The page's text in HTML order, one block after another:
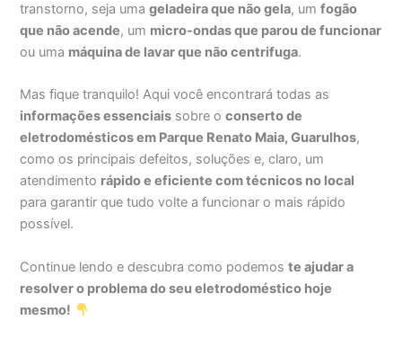
transtorno, seja umageladeira que não gela, umfogão
que não acende, um micro-ondas que parou de funcionar
ou uma máquina de lavar que não centrifuga.
Mas fique tranquilo! Aqui você encontrará todas as
informações essenciais sobre oconserto de
eletrodomésticos em Parque Renato Maia, Guarulhos,
como os principais defeitos, soluções e, claro, um
atendimento rápido e eficiente com técnicos no local
para garantir que tudo volte a funcionar o mais rápido
possível.
Continue lendo e descubra como podemoste ajudar a
resolver o problema do seu eletrodoméstico hoje
mesmo!